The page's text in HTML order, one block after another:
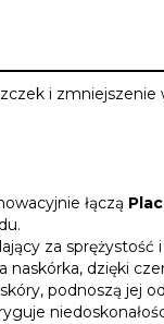
i
łączą
za sprężystość
dzięki
podnoszą jej